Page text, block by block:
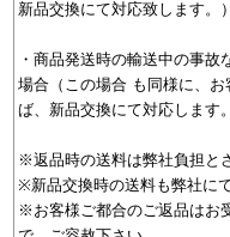
新品交換にて対応致します。）
・商品発送時の輸送中の事故
場合（この場合 も同様に、
ば、新品交換にて対応します
※返品時の送料は弊社負担と
※新品交換時の送料も弊社に
※お客様ご都合のご返品はお